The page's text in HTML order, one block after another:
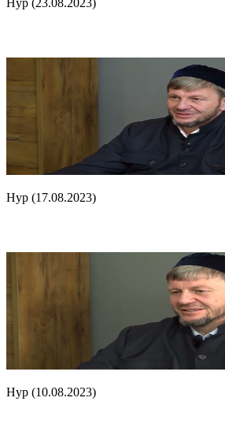
Нур (17.08.2023)
Нур (10.08.2023)